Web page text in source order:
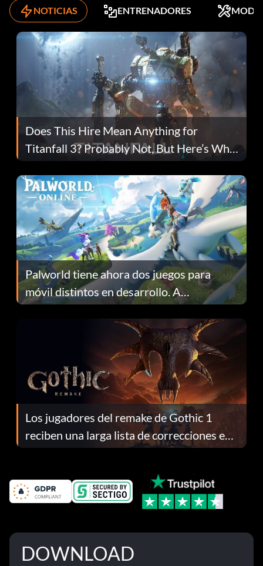
NOTICIAS ENTRENADORES MODS
Does This Hire Mean Anything for
Titanfall 3? Probably Not, But Here’s Why
Fans Are Hopeful
Palworld tiene ahora dos juegos para
móvil distintos en desarrollo. A
continuación te explicamos por qué.
Los jugadores del remake de Gothic 1
reciben una larga lista de correcciones en
el parche 1.0.4
DOWNLOAD